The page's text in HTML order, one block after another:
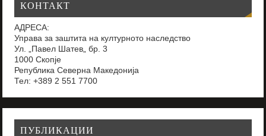
КОНТАКТ
АДРЕСА:
Управа за заштита на културното наследство
Ул. „Павел Шатев„ бр. 3
1000 Скопје
Република Северна Македонија
Тел: +389 2 551 7700
ПУБЛИКАЦИИ